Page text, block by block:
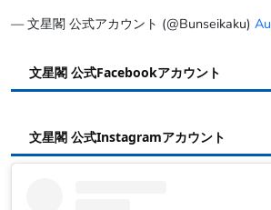
— 文星閣 公式アカウント (@Bunseikaku)
文星閣 公式Facebookアカウント
文星閣 公式Instagramアカウント